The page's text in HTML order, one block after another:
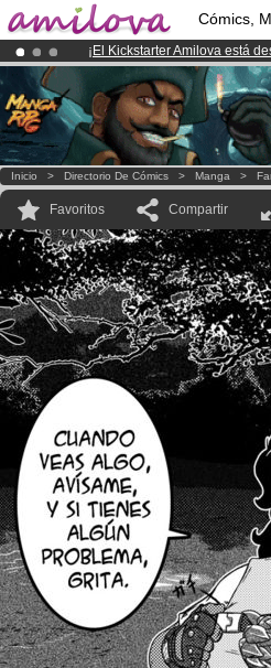
Cómics,
¡ El Kickstarter Amilova está
¡Ya tenemos 134393
¡Conviertete en Premium por
Inicio > Directorio De Cómics > Manga >
Favoritos Compartir